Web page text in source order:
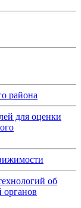
района
для оценки
об
органов